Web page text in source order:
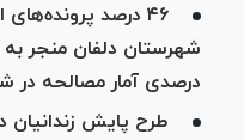
۴۶ درصد
درصدی آمار مصالحه در
طرح پایش زندانیان